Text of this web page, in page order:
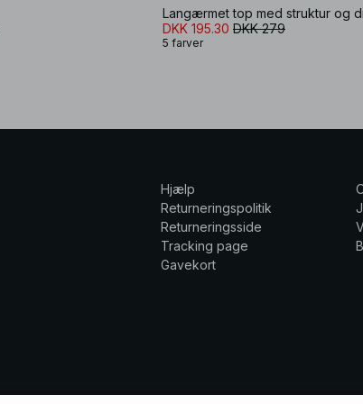
Langærmet top med struktur og
DKK 195.30 DKK 279
5 farver
Hjælp
Returneringspolitik
Returneringsside
Tracking page
Gavekort